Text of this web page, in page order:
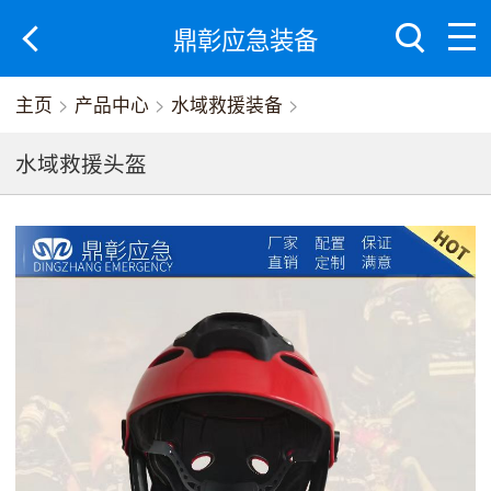
鼎彰应急装备
主页 > 产品中心 > 水域救援装备 >
水域救援头盔